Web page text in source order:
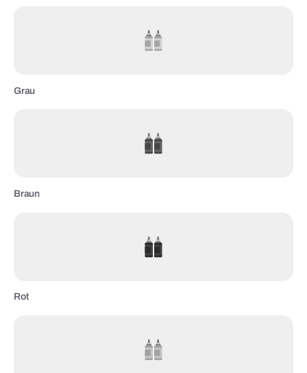
Grau
Braun
Rot